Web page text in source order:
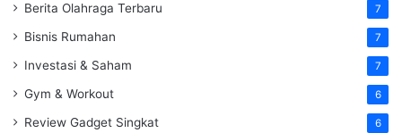
Berita Olahraga Terbaru 7
Bisnis Rumahan 7
Investasi & Saham 7
Gym & Workout 6
Review Gadget Singkat 6